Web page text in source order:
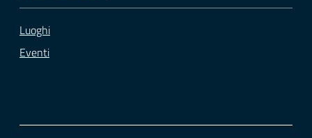
Luoghi
Eventi